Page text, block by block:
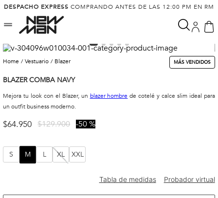
DESPACHO EXPRESS COMPRANDO ANTES DE LAS 12:00 PM EN RM
vestuario blazer MÁS VENDIDOS
BLAZER COMBA NAVY
Mejora tu look con el Blazer, un blazer hombre de cotelé y calce slim ideal para
un outfit business moderno.
$64.950 $129.900 50 %
S M L XL XXL